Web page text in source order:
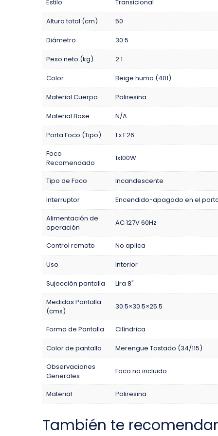
Estilo Transicional
Altura total (cm) 50
Diámetro 30.5
Peso neto (kg) 2.1
Color Beige humo (401)
Material Cuerpo Poliresina
Material Base N/A
Porta Foco (Tipo)
1 x E26
Foco
Recomendado
1x100W
Tipo de Foco Incandescente
Interruptor
Encendido-apagado en el
Alimentación de
operación
AC 127V 60Hz
Control remoto No aplica
Uso Interior
Sujección pantalla
Lira 8"
Medidas Pantalla
(cms)
30.5×30.5×25.5
Forma de Pantalla Cilíndrica
Color de pantalla
Merengue Tostado (34/115)
Observaciones
Generales
Foco no incluido
Material Poliresina
También te